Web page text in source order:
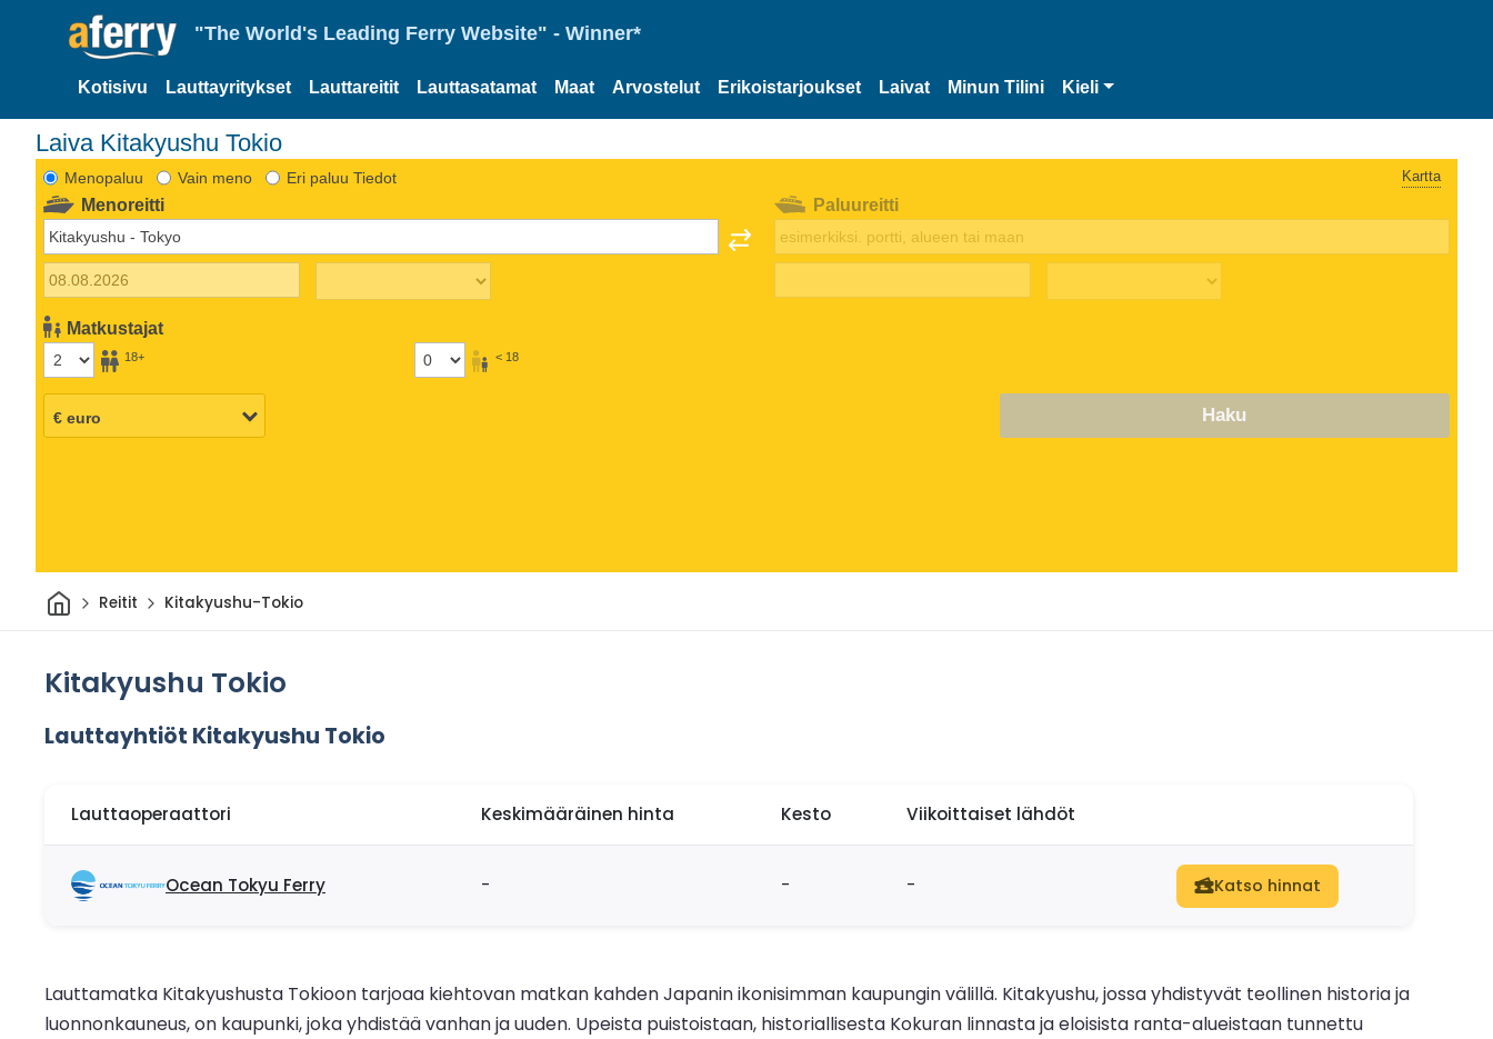
"The World's Leading Ferry Website" - Winner*
Kotisivu Lauttayritykset Lauttareitit Lauttasatamat Maat Arvostelut Erikoistarjoukset Laivat Minun Tilini Kieli
Laiva Kitakyushu Tokio
Menopaluu Vain meno Eri paluu Tiedot Kartta
Menoreitti
Matkustajat
18+ < 18
Paluureitti
Haku
KotiinReitit Kitakyushu-Tokio
Kitakyushu Tokio
Lauttayhtiöt Kitakyushu Tokio
Lauttaoperaattori Keskimääräinen hinta Kesto Viikoittaiset lähdöt
Ocean Tokyu Ferry - - - Katso hinnat
Lauttamatka Kitakyushusta Tokioon tarjoaa kiehtovan matkan kahden Japanin ikonisimman kaupungin välillä. Kitakyushu, jossa yhdistyvät teollinen historia ja
luonnonkauneus, on kaupunki, joka yhdistää vanhan ja uuden. Upeista puistoistaan, historiallisesta Kokuran linnasta ja eloisista ranta-alueistaan tunnettu